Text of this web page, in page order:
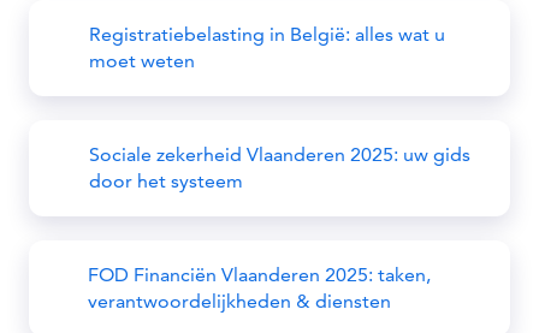
Registratiebelasting in België: alles wat u
moet weten
Sociale zekerheid Vlaanderen 2025: uw gids
door het systeem
FOD Financiën Vlaanderen 2025: taken,
verantwoordelijkheden & diensten